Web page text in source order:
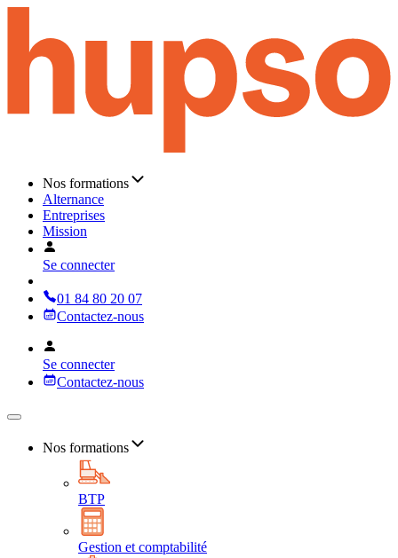
Nos formations
Alternance
Entreprises
Mission
Se connecter
01 84 80 20 07
Contactez-nous
Se connecter
Contactez-nous
Nos formations
BTP
Gestion et comptabilité